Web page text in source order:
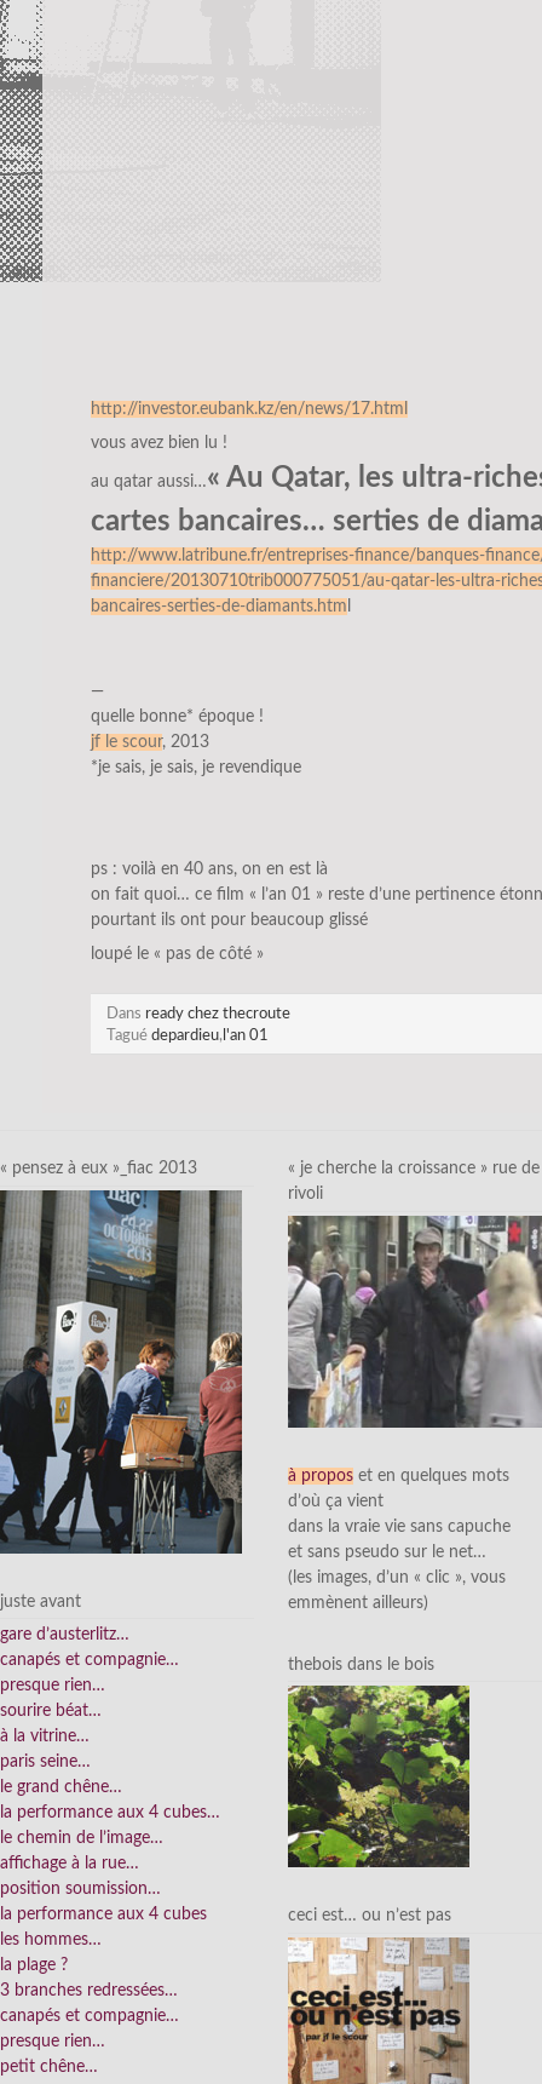
http://investor.eubank.kz/en/news/17.html
vous avez bien lu !
au qatar aussi…« Au Qatar, les ultra-
cartes bancaires… serties de
http://www.latribune.fr/entreprises-finance/banques-
financiere/20130710trib000775051/au-qatar-les-ultra-
bancaires-serties-de-diamants.htm
—
quelle bonne* époque !
jf le scour, 2013
*je sais, je sais, je revendique
ps : voilà en 40 ans, on en est là
on fait quoi… ce film « l’an 01 » reste d’une pertinence
pourtant ils ont pour beaucoup glissé
loupé le « pas de côté »
Dans ready chez thecroute
Tagué depardieu, l'an 01
« pensez à eux »_fiac 2013
juste avant
gare d’austerlitz…
canapés et compagnie…
presque rien…
sourire béat…
à la vitrine…
paris seine…
le grand chêne…
la performance aux 4 cubes…
le chemin de l’image…
affichage à la rue…
position soumission…
la performance aux 4 cubes
les hommes…
la plage ?
3 branches redressées…
canapés et compagnie…
presque rien…
petit chêne…
« je cherche la croissance » rue de
rivoli
à propos et en quelques mots
d’où ça vient
dans la vraie vie sans capuche
et sans pseudo sur le net…
(les images, d’un « clic », vous
emmènent ailleurs)
thebois dans le bois
ceci est… ou n’est pas